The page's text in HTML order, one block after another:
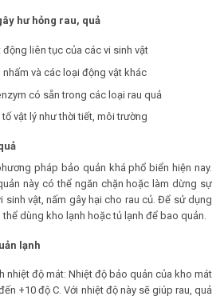
hư hỏng rau, quả
liên tục của các vi sinh vật
và các loại động vật khác
có sẵn trong các loại rau quả
vật lý như thời tiết, môi trường
pháp bảo quản khá phổ biển hiện nay.
này có thể ngăn chặn hoặc làm dừng sự
sinh vật, nấm gây hại cho rau củ. Để sử dụng
dùng kho lạnh hoặc tủ lạnh để bao quản.
lạnh
nhiệt độ mát: Nhiệt độ bảo quản của kho mát
+10 độ C. Với nhiệt độ này sẽ giúp rau, quả